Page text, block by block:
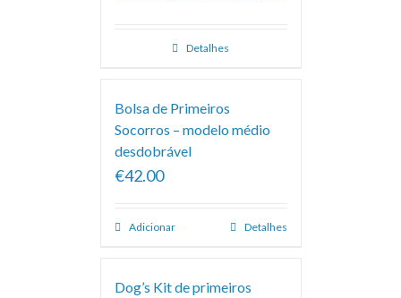
Detalhes
Bolsa de Primeiros
Socorros – modelo médio
desdobrável
€42.00
Adicionar Detalhes
Dog’s Kit de primeiros